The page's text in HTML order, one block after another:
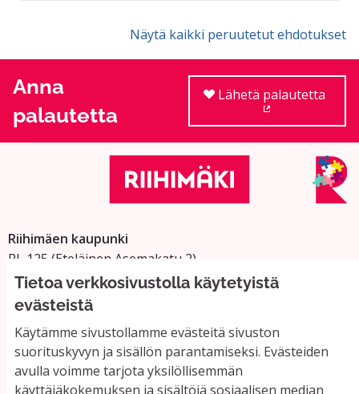
Tietoa verkkosivustolla käytetyistä
evästeistä
Käytämme sivustollamme evästeitä sivuston
suorituskyvyn ja sisällön parantamiseksi. Evästeiden
avulla voimme tarjota yksilöllisemmän
käyttäjäkokemuksen ja sisältöjä sosiaalisen median
Näytä kaikki peruutetut ehdotukset
Anna
palautetta
Lähetä palautetta
Riihimäen kaupunki
PL 125 (Eteläinen Asemakatu 2)
11101 Riihimäki
Vaihde: 019 758 4000
Sähköpostiosoitteet:
etunimi.sukunimi@riihimaki.fi